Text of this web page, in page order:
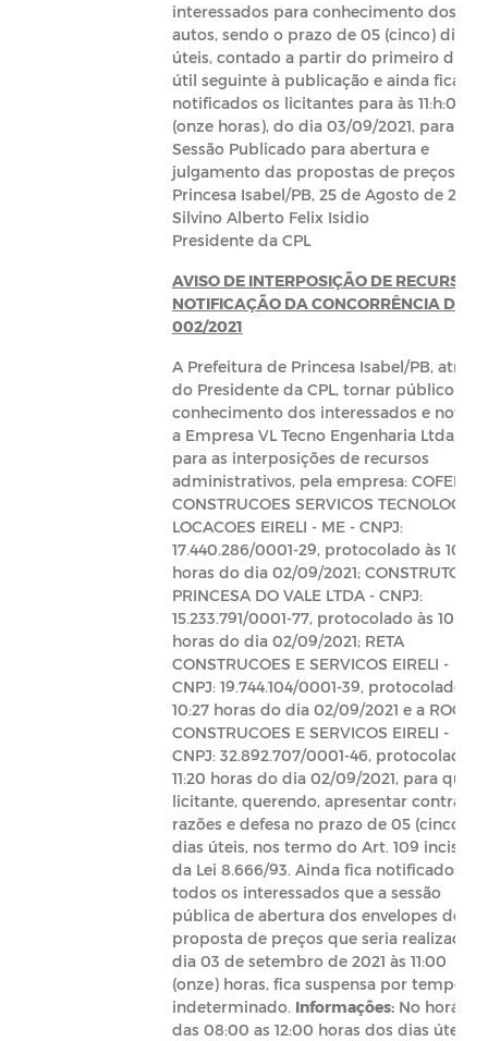
interessados para conhecimento dos
autos, sendo o prazo de 05 (cinco) dias
úteis, contado a partir do primeiro dia
útil seguinte à publicação e ainda fica
notificados os licitantes para às
(onze horas), do dia 03/09/2021, para a 2ª
Sessão Publicado para abertura e
julgamento das propostas de preços.
Princesa Isabel/PB, 25 de Agosto de 2021.
Silvino Alberto Felix Isidio
Presidente da CPL
AVISO DE INTERPOSIÇÃO DE RECURSO E
NOTIFICAÇÃO DA CONCORRÊNCIA DE Nº
002/2021
A Prefeitura de Princesa Isabel/PB,
do Presidente da CPL, tornar público
conhecimento dos interessados e
a Empresa VL Tecno Engenharia Ltda,
para as interposições de recursos
administrativos, pela empresa: COFEM
CONSTRUCOES SERVICOS TECNOLOGIA
LOCACOES EIRELI - ME - CNPJ:
17.440.286/0001-29, protocolado às 10:25
horas do dia 02/09/2021; CONSTRUTORA
PRINCESA DO VALE LTDA - CNPJ:
15.233.791/0001-77, protocolado às 10:40
horas do dia 02/09/2021; RETA
CONSTRUCOES E SERVICOS EIRELI -
CNPJ: 19.744.104/0001-39, protocolado às
10:27 horas do dia 02/09/2021 e a ROQUE
CONSTRUCOES E SERVICOS EIRELI -
CNPJ: 32.892.707/0001-46, protocolado
11:20 horas do dia 02/09/2021, para que a
licitante, querendo, apresentar contra
razões e defesa no prazo de 05 (cinco)
dias úteis, nos termo do Art. 109 inciso
da Lei 8.666/93. Ainda fica notificados
todos os interessados que a sessão
pública de abertura dos envelopes de
proposta de preços que seria realizada
dia 03 de setembro de 2021 às 11:00
(onze) horas, fica suspensa por tempo
indeterminado. Informações:No horário
das 08:00 as 12:00 horas dos dias úteis,